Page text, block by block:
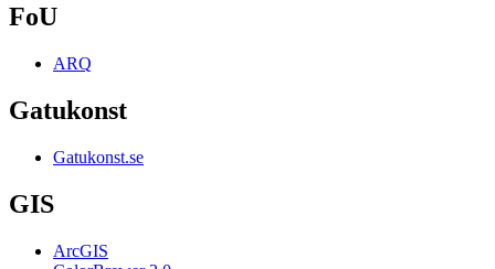
FoU
ARQ
Gatukonst
Gatukonst.se
GIS
ArcGIS